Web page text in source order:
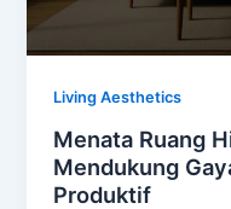
Living Aesthetics
Menata Ruang
Mendukung
Produktif